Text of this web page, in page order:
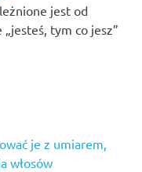
jest od
tym co jesz”
je z umiarem,
włosów